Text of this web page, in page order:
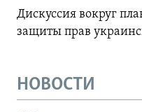
Дискуссия вокруг
защиты прав
НОВОСТИ